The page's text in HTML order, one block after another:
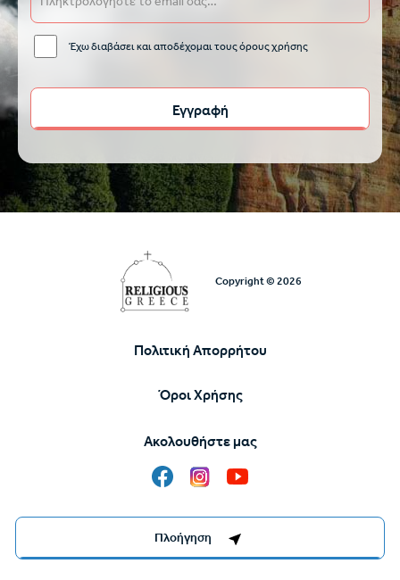
Πλοήγηση
Έχω διαβάσει και αποδέχομαι τους όρους χρήσης
Copyright © 2026
Υποσέλιδο
Πολιτική Απορρήτου
Όροι Χρήσης
Ακολουθήστε μας
Destinations Management System by